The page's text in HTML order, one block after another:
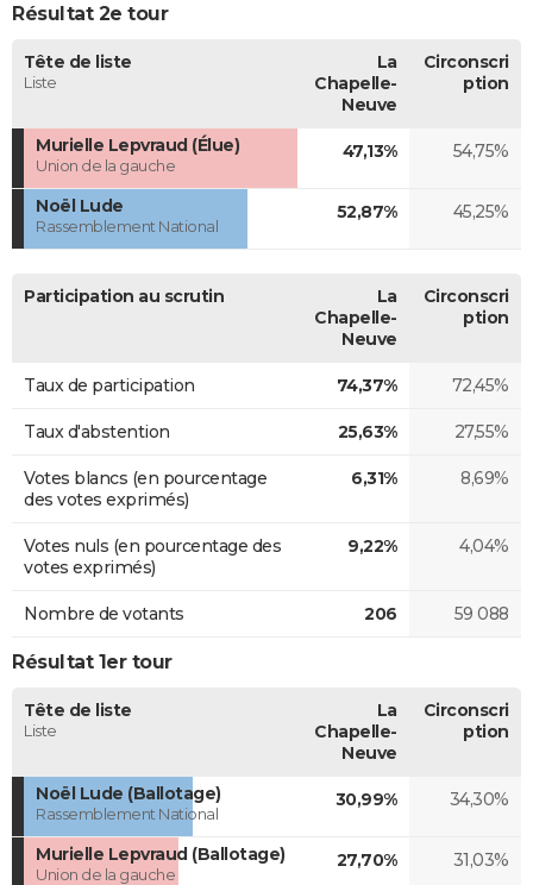
Résultat 2e tour
Tête de liste
Liste
La
Chapelle-
Neuve
Circonscri
ption
Murielle Lepvraud (Élue)
Union de la gauche
47,13% 54,75%
Noël Lude
Rassemblement National
52,87% 45,25%
Participation au scrutin
La
Chapelle-
Neuve
Circonscri
ption
Taux de participation 74,37% 72,45%
Taux d'abstention 25,63% 27,55%
Votes blancs (en pourcentage
des votes exprimés)
6,31% 8,69%
Votes nuls (en pourcentage des
votes exprimés)
9,22% 4,04%
Nombre de votants 206 59 088
Résultat 1er tour
Tête de liste
Liste
La
Chapelle-
Neuve
Circonscri
ption
Noël Lude (Ballotage)
Rassemblement National
30,99% 34,30%
Murielle Lepvraud (Ballotage)
Union de la gauche
27,70% 31,03%